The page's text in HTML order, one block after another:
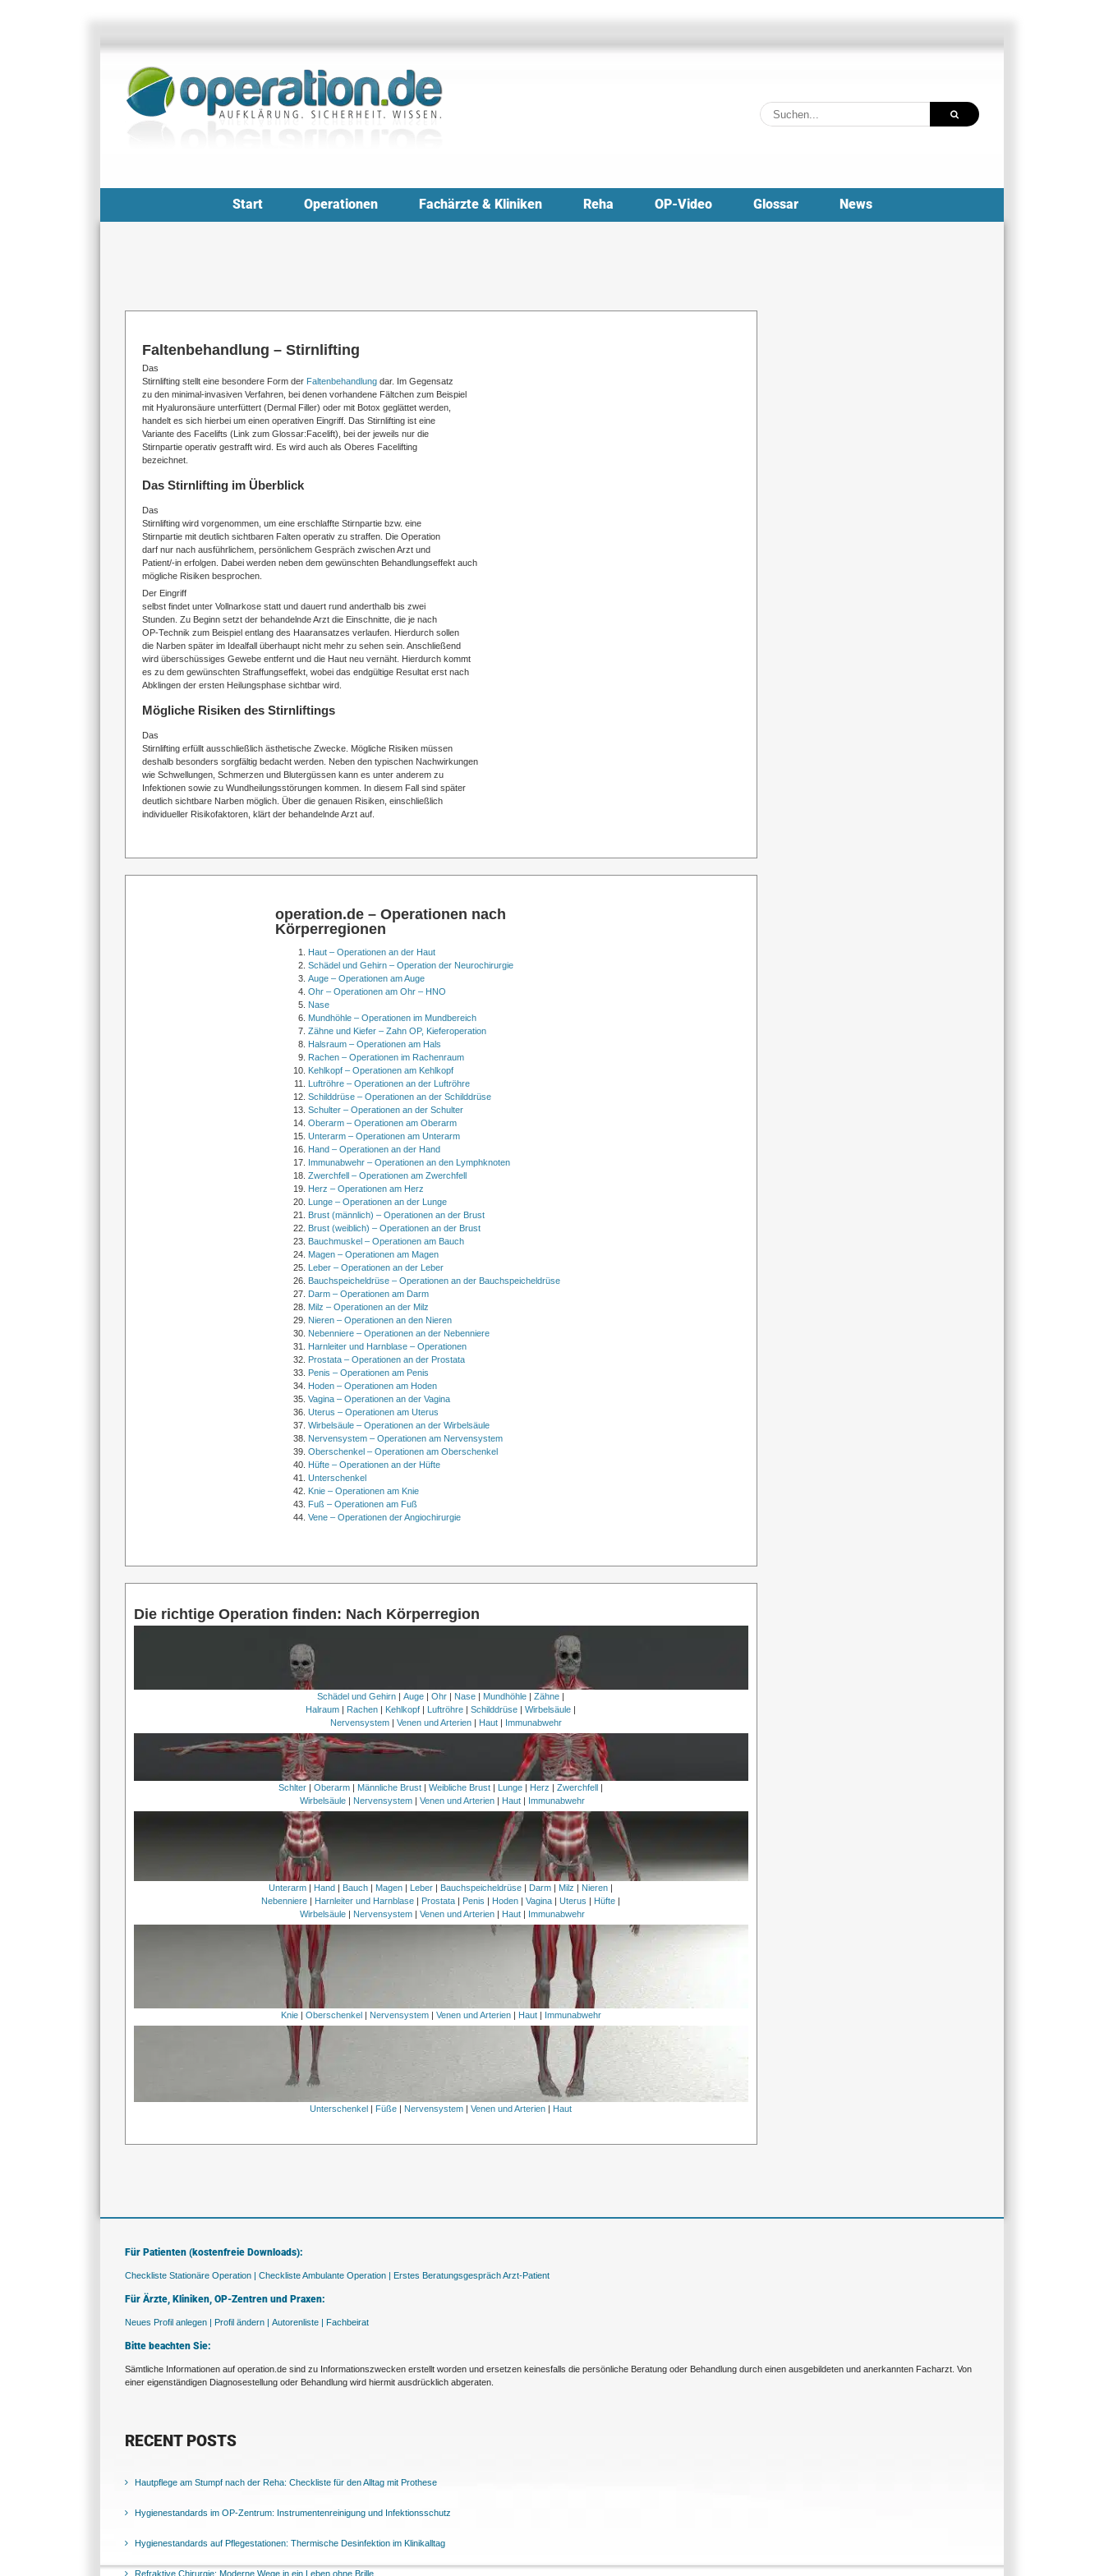
Suche
nach:
Start Operationen Fachärzte & Kliniken Reha OP-Video Glossar News
Faltenbehandlung – Stirnlifting
Das
Stirnlifting stellt eine besondere Form der Faltenbehandlungdar. Im Gegensatz
zu den minimal-invasiven Verfahren, bei denen vorhandene Fältchen zum Beispiel
mit Hyaluronsäure unterfüttert (Dermal Filler) oder mit Botox geglättet werden,
handelt es sich hierbei um einen operativen Eingriff. Das Stirnlifting ist eine
Variante des Facelifts (Link zum Glossar:Facelift), bei der jeweils nur die
Stirnpartie operativ gestrafft wird. Es wird auch als Oberes Facelifting
bezeichnet.
Das Stirnlifting im Überblick
Das
Stirnlifting wird vorgenommen, um eine erschlaffte Stirnpartie bzw. eine
Stirnpartie mit deutlich sichtbaren Falten operativ zu straffen. Die Operation
darf nur nach ausführlichem, persönlichem Gespräch zwischen Arzt und
Patient/-in erfolgen. Dabei werden neben dem gewünschten Behandlungseffekt auch
mögliche Risiken besprochen.
Der Eingriff
selbst findet unter Vollnarkose statt und dauert rund anderthalb bis zwei
Stunden. Zu Beginn setzt der behandelnde Arzt die Einschnitte, die je nach
OP-Technik zum Beispiel entlang des Haaransatzes verlaufen. Hierdurch sollen
die Narben später im Idealfall überhaupt nicht mehr zu sehen sein. Anschließend
wird überschüssiges Gewebe entfernt und die Haut neu vernäht. Hierdurch kommt
es zu dem gewünschten Straffungseffekt, wobei das endgültige Resultat erst nach
Abklingen der ersten Heilungsphase sichtbar wird.
Mögliche Risiken des Stirnliftings
Das
Stirnlifting erfüllt ausschließlich ästhetische Zwecke. Mögliche Risiken müssen
deshalb besonders sorgfältig bedacht werden. Neben den typischen Nachwirkungen
wie Schwellungen, Schmerzen und Blutergüssen kann es unter anderem zu
Infektionen sowie zu Wundheilungsstörungen kommen. In diesem Fall sind später
deutlich sichtbare Narben möglich. Über die genauen Risiken, einschließlich
individueller Risikofaktoren, klärt der behandelnde Arzt auf.
operation.de – Operationen nach
Körperregionen
Haut – Operationen an der Haut
Schädel und Gehirn – Operation der Neurochirurgie
Auge – Operationen am Auge
Ohr – Operationen am Ohr – HNO
Nase
Mundhöhle – Operationen im Mundbereich
Zähne und Kiefer – Zahn OP, Kieferoperation
Halsraum – Operationen am Hals
Rachen – Operationen im Rachenraum
Kehlkopf – Operationen am Kehlkopf
Luftröhre – Operationen an der Luftröhre
Schilddrüse – Operationen an der Schilddrüse
Schulter – Operationen an der Schulter
Oberarm – Operationen am Oberarm
Unterarm – Operationen am Unterarm
Hand – Operationen an der Hand
Immunabwehr – Operationen an den Lymphknoten
Zwerchfell – Operationen am Zwerchfell
Herz – Operationen am Herz
Lunge – Operationen an der Lunge
Brust (männlich) – Operationen an der Brust
Brust (weiblich) – Operationen an der Brust
Bauchmuskel – Operationen am Bauch
Magen – Operationen am Magen
Leber – Operationen an der Leber
Bauchspeicheldrüse – Operationen an der Bauchspeicheldrüse
Darm – Operationen am Darm
Milz – Operationen an der Milz
Nieren – Operationen an den Nieren
Nebenniere – Operationen an der Nebenniere
Harnleiter und Harnblase – Operationen
Prostata – Operationen an der Prostata
Penis – Operationen am Penis
Hoden – Operationen am Hoden
Vagina – Operationen an der Vagina
Uterus – Operationen am Uterus
Wirbelsäule – Operationen an der Wirbelsäule
Nervensystem – Operationen am Nervensystem
Oberschenkel – Operationen am Oberschenkel
Hüfte – Operationen an der Hüfte
Unterschenkel
Knie – Operationen am Knie
Fuß – Operationen am Fuß
Vene – Operationen der Angiochirurgie
Die richtige Operation finden: Nach Körperregion
Schädel und Gehirn |Auge |Ohr | Nase | Mundhöhle |Zähne |
Halraum | Rachen | Kehlkopf | Luftröhre |Schilddrüse |Wirbelsäule |
Nervensystem| Venen und Arterien| Haut| Immunabwehr
Schlter |Oberarm Männliche Brust |Weibliche Brust Lunge Herz |Zwerchfell
Wirbelsäule| Nervensystem| Venen und Arterien| Haut| Immunabwehr
Unterarm | Hand | Bauch | Magen | Leber | Bauchspeicheldrüse | Darm | Milz | Nieren |
Nebenniere | Harnleiter und Harnblase | Prostata | Penis | Hoden |Vagina |Uterus | Hüfte |
Wirbelsäule| Nervensystem| Venen und Arterien| Haut| Immunabwehr
Knie| Oberschenkel Nervensystem| Venen und Arterien| Haut| Immunabwehr
Unterschenkel | Füße | Nervensystem |Venen und Arterien | Haut
Für Patienten (kostenfreie Downloads):
Checkliste Stationäre Operation | Checkliste Ambulante Operation | Erstes Beratungsgespräch Arzt-Patient
Für Ärzte, Kliniken, OP-Zentren und Praxen:
Neues Profil anlegen | Profil ändern | Autorenliste | Fachbeirat
Bitte beachten Sie:
Sämtliche Informationen auf operation.de sind zu Informationszwecken erstellt worden und ersetzen keinesfalls die persönliche Beratung oder Behandlung durch einen ausgebildeten und anerkannten Facharzt. Von
einer eigenständigen Diagnosestellung oder Behandlung wird hiermit ausdrücklich abgeraten.
RECENT POSTS
Hautpflege am Stumpf nach der Reha: Checkliste für den Alltag mit Prothese
Hygienestandards im OP-Zentrum: Instrumentenreinigung und Infektionsschutz
Hygienestandards auf Pflegestationen: Thermische Desinfektion im Klinikalltag
Refraktive Chirurgie: Moderne Wege in ein Leben ohne Brille